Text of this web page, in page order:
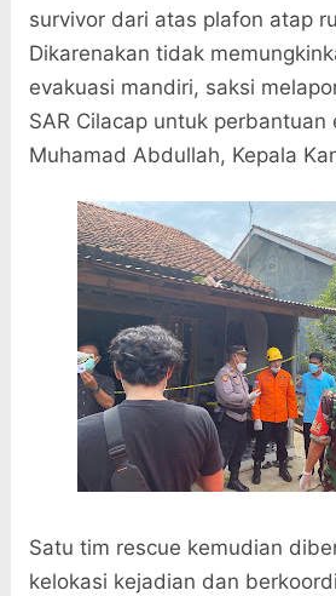
survivor dari atas plafon atap
Dikarenakan tidak
evakuasi mandiri, saksi
SAR Cilacap untuk perbantuan
Muhamad Abdullah, Kepala
Satu tim rescue kemudian
kelokasi kejadian dan